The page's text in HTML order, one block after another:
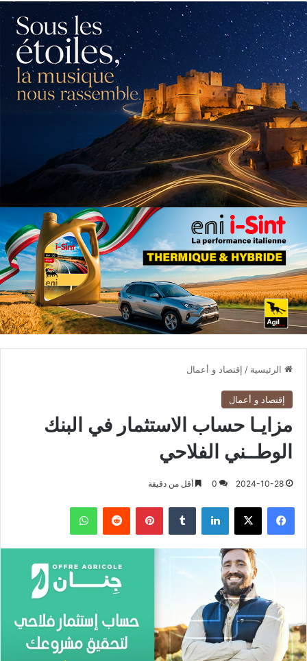
الرئيسية / إقتصاد و أعمال
إقتصاد و أعمال
مزايـا حساب الاستثمار في البنك
الوطــني الفلاحي
2024-10-28
0 أقل من دقيقة
فيسبوك X لينكدإن بينتيريست واتساب